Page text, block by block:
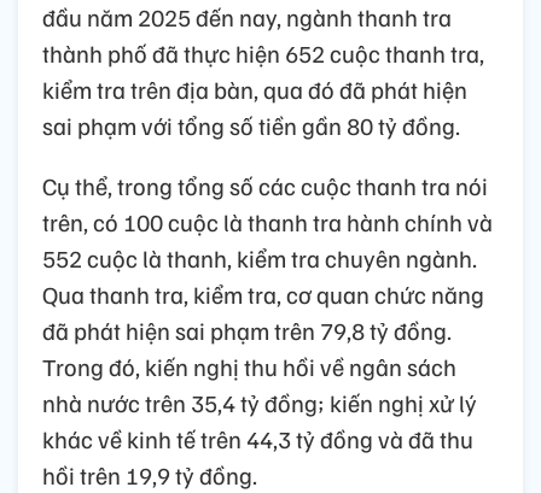
đầu năm 2025 đến nay, ngành thanh tra
thành phố đã thực hiện 652 cuộc thanh tra,
kiểm tra trên địa bàn, qua đó đã phát hiện
sai phạm với tổng số tiền gần 80 tỷ đồng.
Cụ thể, trong tổng số các cuộc thanh tra nói
trên, có 100 cuộc là thanh tra hành chính và
552 cuộc là thanh, kiểm tra chuyên ngành.
Qua thanh tra, kiểm tra, cơ quan chức năng
đã phát hiện sai phạm trên 79,8 tỷ đồng.
Trong đó, kiến nghị thu hồi về ngân sách
nhà nước trên 35,4 tỷ đồng; kiến nghị xử lý
khác về kinh tế trên 44,3 tỷ đồng và đã thu
hồi trên 19,9 tỷ đồng.